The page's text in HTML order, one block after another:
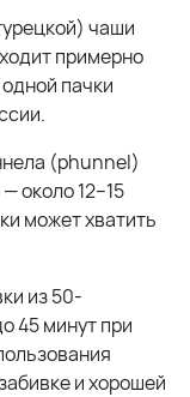
чаши
примерно
пачки
(phunnel)
около 12–15
может хватить
из 50-
45 минут при
и хорошей